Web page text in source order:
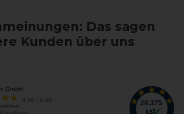
Das sagen
Kunden über uns